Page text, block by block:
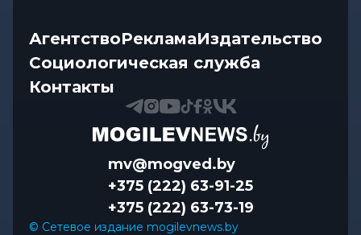
АгентствоРекламаИздательство
Социологическая служба
Контакты
mv@mogved.by
+375 (222) 63-91-25
+375 (222) 63-73-19
© Сетевое издание mogilevnews.by